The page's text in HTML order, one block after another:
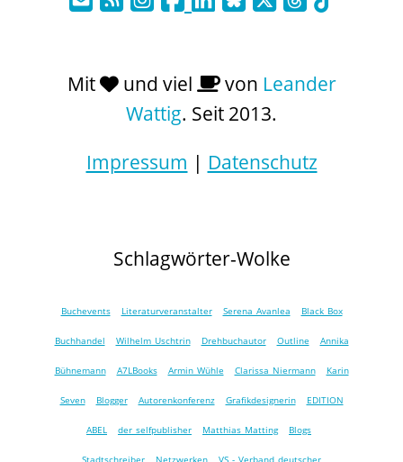
Mit und viel von Leander
Wattig. Seit 2013.
Impressum | Datenschutz
Schlagwörter-Wolke
Buchevents Literaturveranstalter Serena Avanlea Black Box
Buchhandel Wilhelm Uschtrin Drehbuchautor Outline Annika
Bühnemann A7LBooks Armin Wühle Clarissa Niermann Karin
Seven Blogger Autorenkonferenz Grafikdesignerin EDITION
ABEL der selfpublisher Matthias Matting Blogs
Stadtschreiber Netzwerken VS - Verband deutscher